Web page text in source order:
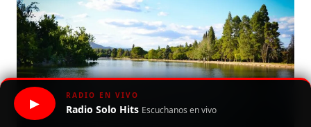
▶
RADIO EN VIVO
Radio Solo Hits Escuchanos en vivo